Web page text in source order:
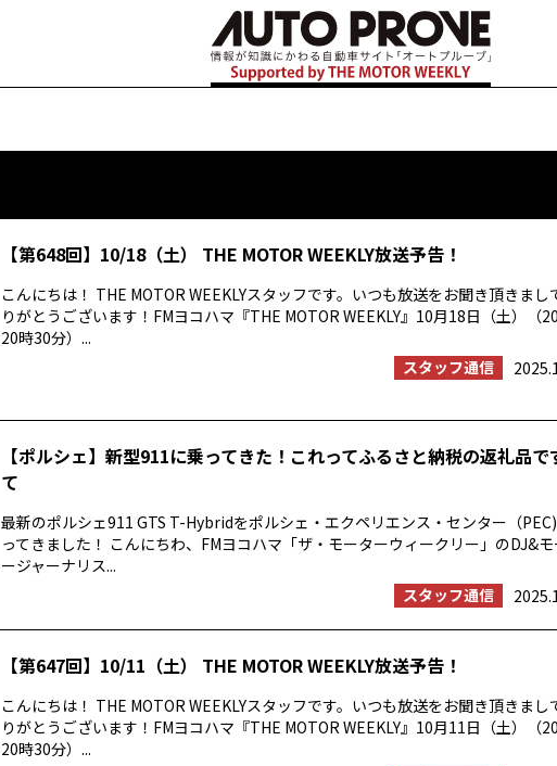
【第648回】10/18（土） THE MOTOR WEEKLY放送予告！
こんにちは！ THE MOTOR WEEKLYスタッフです。いつも放送をお聞き頂きまし
りがとうございます！FMヨコハマ『THE MOTOR WEEKLY』10月18日（土）（
20時30分）...
スタッフ通信
【ポルシェ】新型911に乗ってきた！これってふるさと納税の返礼品で
て
最新のポルシェ911 GTS T-Hybridをポルシェ・エクペリエンス・センター（
ってきました！ こんにちわ、FMヨコハマ「ザ・モーターウィークリー」のDJ&モ
ージャーナリス...
スタッフ通信
【第647回】10/11（土） THE MOTOR WEEKLY放送予告！
こんにちは！ THE MOTOR WEEKLYスタッフです。いつも放送をお聞き頂きまし
りがとうございます！FMヨコハマ『THE MOTOR WEEKLY』10月11日（土）（
20時30分）...